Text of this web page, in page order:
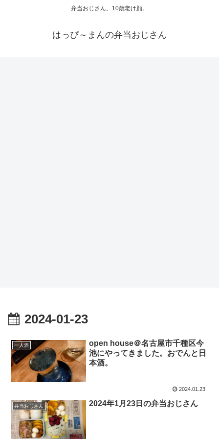
弁当おじさん。10歳老け顔。
はっぴ～まんの弁当おじさん
2024-01-23
一人酒
open house＠名古屋市千種区今
池にやってきました。おでんと日
本酒。
2024.01.23
弁当おじさん 2024年1月23日の弁当おじさん